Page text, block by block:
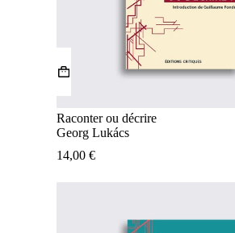
Raconter ou décrire
Georg Lukács
14,00 €